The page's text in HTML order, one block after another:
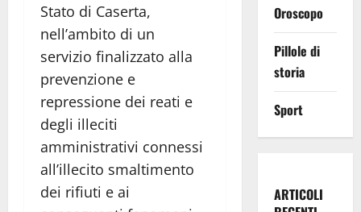
Stato di Caserta,
nell’ambito di un
servizio finalizzato alla
prevenzione e
repressione dei reati e
degli illeciti
amministrativi connessi
all’illecito smaltimento
dei rifiuti e ai
Oroscopo
Pillole di
storia
Sport
ARTICOLI